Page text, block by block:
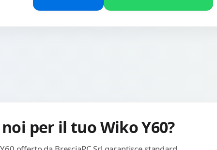
per il tuo Wiko Y60?